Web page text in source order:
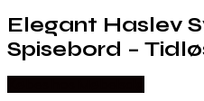
Elegant Haslev
Spisebord –